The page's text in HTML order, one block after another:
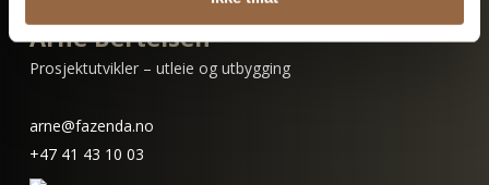
Arne Bertelsen
Prosjektutvikler – utleie og utbygging
arne@fazenda.no
+47 41 43 10 03